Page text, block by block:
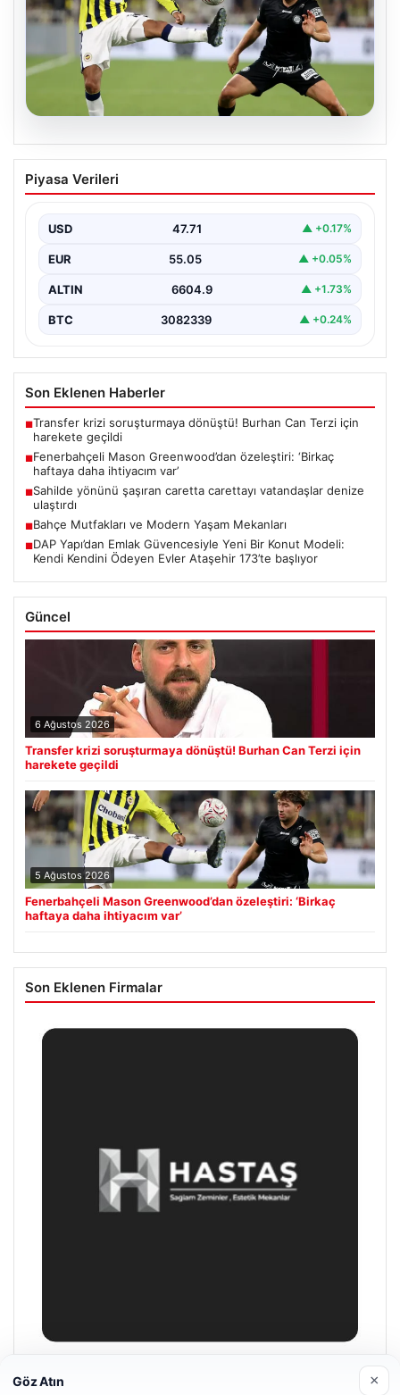
Fenerbahçeli Mason Greenwood’dan
özeleştiri: ‘Birkaç haftaya daha
Piyasa Verileri
USD 47.71 ▲ +0.17%
EUR 55.05 ▲ +0.05%
ALTIN 6604.9 ▲ +1.73%
BTC 3082339 ▲ +0.24%
Son Eklenen Haberler
■Transfer krizi soruşturmaya dönüştü! Burhan Can Terzi için
harekete geçildi
■Fenerbahçeli Mason Greenwood’dan özeleştiri: ‘Birkaç
haftaya daha ihtiyacım var’
■Sahilde yönünü şaşıran caretta carettayı vatandaşlar denize
ulaştırdı
■Bahçe Mutfakları ve Modern Yaşam Mekanları
■DAP Yapı’dan Emlak Güvencesiyle Yeni Bir Konut Modeli:
Kendi Kendini Ödeyen Evler Ataşehir 173’te başlıyor
Güncel
6 Ağustos 2026
Transfer krizi soruşturmaya dönüştü! Burhan Can Terzi için
harekete geçildi
5 Ağustos 2026
Fenerbahçeli Mason Greenwood’dan özeleştiri: ‘Birkaç
haftaya daha ihtiyacım var’
Son Eklenen Firmalar
Prenses Night Club
Göz Atın ×